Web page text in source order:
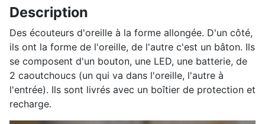
Description
Des écouteurs d'oreille à la forme allongée. D'un côté,
ils ont la forme de l'oreille, de l'autre c'est un bâton. Ils
se composent d'un bouton, une LED, une batterie, de
2 caoutchoucs (un qui va dans l'oreille, l'autre à
l'entrée). Ils sont livrés avec un boîtier de protection et
recharge.